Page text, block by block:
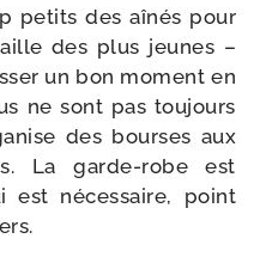
petits des aînés pour
des plus jeunes –
un bon moment en
ne sont pas tou­jours
des bourses aux
La garde-​robe est
est néces­saire, point